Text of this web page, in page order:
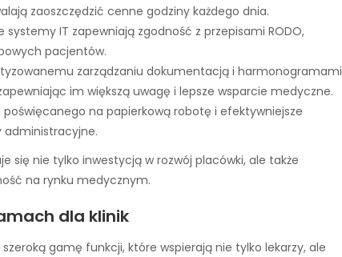
zaoszczędzić cenne godziny każdego dnia.
systemy IT zapewniają zgodność z przepisami RODO,
pacjentów.
zarządzaniu dokumentacją i harmonogramami
im większą uwagę i lepsze wsparcie medyczne.
poświęcanego na papierkową robotę i efektywniejsze
administracyjne.
się nie tylko inwestycją w rozwój placówki, ale także
na rynku medycznym.
dla klinik
gamę funkcji, które wspierają nie tylko lekarzy, ale